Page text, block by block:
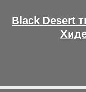
Black Desert